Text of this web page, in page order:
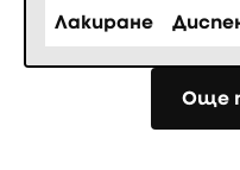
Лакиране
Още